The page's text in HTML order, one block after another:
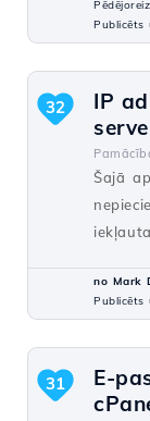
Publicēts
IP
Šajā
32
no Mark
Publicēts
E-
31